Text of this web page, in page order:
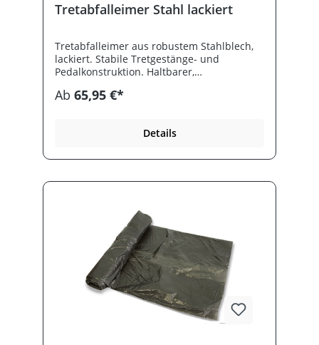
Tretabfalleimer Stahl lackiert
Tretabfalleimer aus robustem Stahlblech,
lackiert. Stabile Tretgestänge- und
Pedalkonstruktion. Haltbarer,
Ab 65,95 €*
Details